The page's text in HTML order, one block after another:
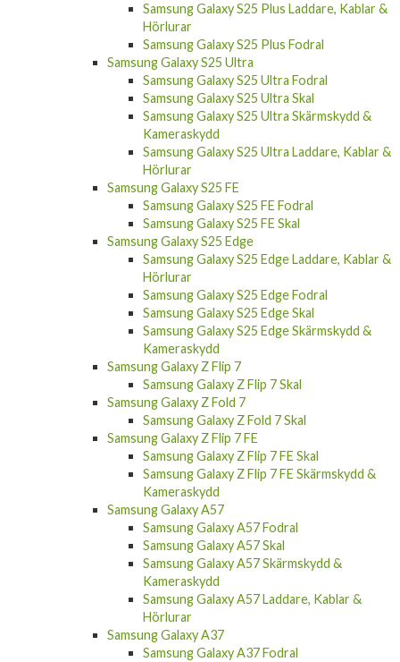
Samsung Galaxy S25 Plus Laddare, Kablar &
Hörlurar
Samsung Galaxy S25 Plus Fodral
Samsung Galaxy S25 Ultra
Samsung Galaxy S25 Ultra Fodral
Samsung Galaxy S25 Ultra Skal
Samsung Galaxy S25 Ultra Skärmskydd &
Kameraskydd
Samsung Galaxy S25 Ultra Laddare, Kablar &
Hörlurar
Samsung Galaxy S25 FE
Samsung Galaxy S25 FE Fodral
Samsung Galaxy S25 FE Skal
Samsung Galaxy S25 Edge
Samsung Galaxy S25 Edge Laddare, Kablar &
Hörlurar
Samsung Galaxy S25 Edge Fodral
Samsung Galaxy S25 Edge Skal
Samsung Galaxy S25 Edge Skärmskydd &
Kameraskydd
Samsung Galaxy Z Flip 7
Samsung Galaxy Z Flip 7 Skal
Samsung Galaxy Z Fold 7
Samsung Galaxy Z Fold 7 Skal
Samsung Galaxy Z Flip 7 FE
Samsung Galaxy Z Flip 7 FE Skal
Samsung Galaxy Z Flip 7 FE Skärmskydd &
Kameraskydd
Samsung Galaxy A57
Samsung Galaxy A57 Fodral
Samsung Galaxy A57 Skal
Samsung Galaxy A57 Skärmskydd &
Kameraskydd
Samsung Galaxy A57 Laddare, Kablar &
Hörlurar
Samsung Galaxy A37
Samsung Galaxy A37 Fodral